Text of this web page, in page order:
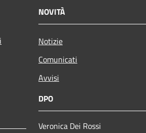
NOVITÀ
Notizie
Comunicati
Avvisi
DPO
Veronica Dei Rossi